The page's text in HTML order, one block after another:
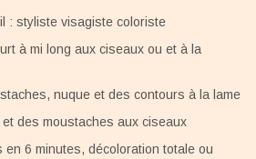
: styliste visagiste coloriste
à mi long aux ciseaux ou et à la
nuque et des contours à la lame
des moustaches aux ciseaux
en 6 minutes, décoloration totale ou